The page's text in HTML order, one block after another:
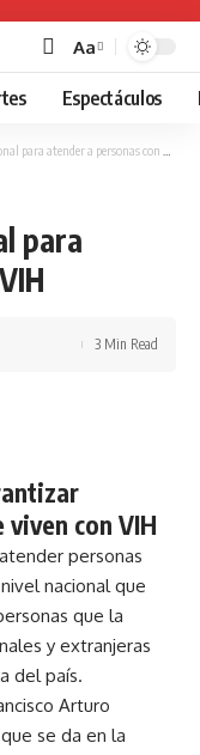
Font
Resizer
Aa
Espectáculos
para atender a personas con VIH
para
3 Min Read
con VIH
personas
nacional que
que la
y extranjeras
del país.
Arturo
se da en la